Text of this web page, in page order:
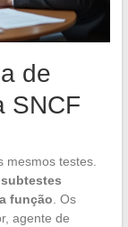
de
SNCF
mesmos testes.
subtestes
função. Os
agente de